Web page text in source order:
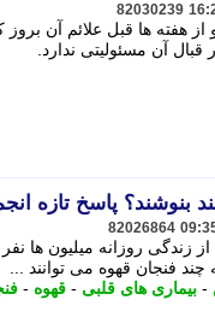
82030239
هفته ها قبل علائم آن بروز
آن مسئولیتی ندارد.
بنوشند؟ پاسخ تازه
82026864
روزانه میلیون ها
فنجان قهوه می توانند ...
- بیماری های قلبی - قهوه -